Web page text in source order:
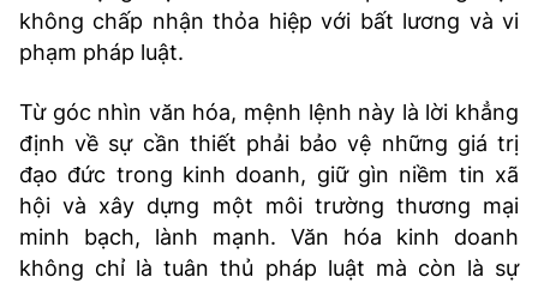
không chấp nhận thỏa hiệp với bất lương và vi
phạm pháp luật.
Từ góc nhìn văn hóa, mệnh lệnh này là lời khẳng
định về sự cần thiết phải bảo vệ những giá trị
đạo đức trong kinh doanh, giữ gìn niềm tin xã
hội và xây dựng một môi trường thương mại
minh bạch, lành mạnh. Văn hóa kinh doanh
không chỉ là tuân thủ pháp luật mà còn là sự